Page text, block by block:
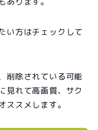
い方はチェックして
削除されている可能
見れて高画質、サク
スメします。